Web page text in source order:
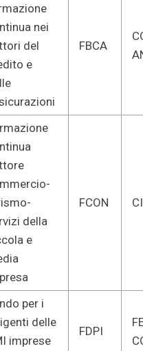
nei
del
e
FBCA
della
e
FCON
per i
delle
imprese
FDPI